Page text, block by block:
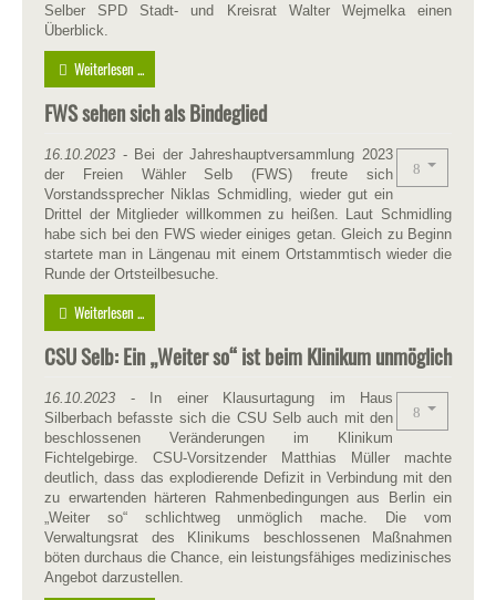
Selber SPD Stadt- und Kreisrat Walter Wejmelka einen
Überblick.
Weiterlesen ...
FWS sehen sich als Bindeglied
16.10.2023 - Bei der Jahreshauptversammlung 2023
der Freien Wähler Selb (FWS) freute sich
Vorstandssprecher Niklas Schmidling, wieder gut ein
Drittel der Mitglieder willkommen zu heißen. Laut Schmidling
habe sich bei den FWS wieder einiges getan. Gleich zu Beginn
startete man in Längenau mit einem Ortstammtisch wieder die
Runde der Ortsteilbesuche.
Weiterlesen ...
CSU Selb: Ein „Weiter so“ ist beim Klinikum unmöglich
16.10.2023 - In einer Klausurtagung im Haus
Silberbach befasste sich die CSU Selb auch mit den
beschlossenen Veränderungen im Klinikum
Fichtelgebirge. CSU-Vorsitzender Matthias Müller machte
deutlich, dass das explodierende Defizit in Verbindung mit den
zu erwartenden härteren Rahmenbedingungen aus Berlin ein
„Weiter so“ schlichtweg unmöglich mache. Die vom
Verwaltungsrat des Klinikums beschlossenen Maßnahmen
böten durchaus die Chance, ein leistungsfähiges medizinisches
Angebot darzustellen.